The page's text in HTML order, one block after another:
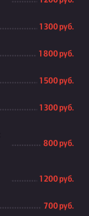
1 300 руб.
1 800 руб.
1 500 руб.
1 300 руб.
800 руб.
1 200 руб.
700 руб.